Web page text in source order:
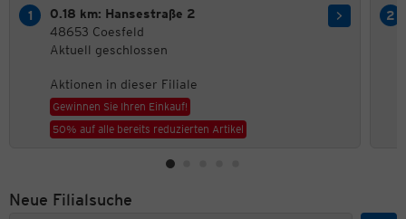
0.18 km: Hansestraße 2
48653 Coesfeld
Aktuell geschlossen
Aktionen in dieser Filiale
Gewinnen Sie Ihren Einkauf!
50% auf alle bereits reduzierten Artikel
Neue Filialsuche